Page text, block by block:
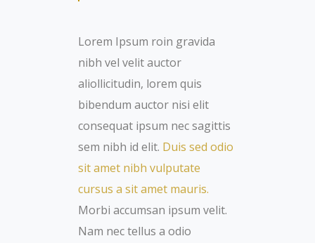
Lorem Ipsum roin gravida
nibh vel velit auctor
aliollicitudin, lorem quis
bibendum auctor nisi elit
consequat ipsum nec sagittis
sem nibh id elit. Duis sed odio
sit amet nibh vulputate
cursus a sit amet mauris.
Morbi accumsan ipsum velit.
Nam nec tellus a odio